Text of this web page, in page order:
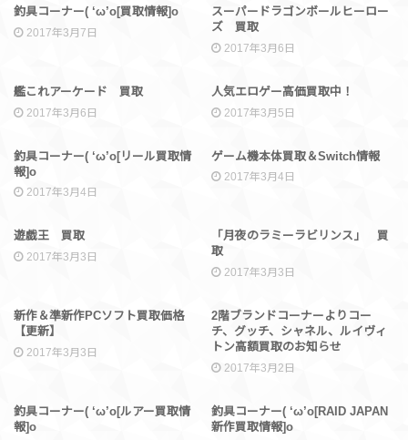
買取情報
釣具コーナー( ‘ω’o[買取情報]o
2017年3月7日
買取情報
スーパードラゴンボールヒーロー
ズ 買取
2017年3月6日
艦これアーケード 買取
2017年3月6日
買取情報
人気エロゲー高価買取中！
2017年3月5日
買取情報
釣具コーナー( ‘ω’o[リール買取情
報]o
2017年3月4日
買取情報
ゲーム機本体買取＆Switch情報
2017年3月4日
遊戯王 買取
2017年3月3日
買取情報
「月夜のラミーラビリンス」 買
取
2017年3月3日
買取情報
新作＆準新作PCソフト買取価格
【更新】
2017年3月3日
買取情報
2階ブランドコーナーよりコー
チ、グッチ、シャネル、ルイヴィ
トン高額買取のお知らせ
2017年3月2日
買取情報
釣具コーナー( ‘ω’o[ルアー買取情
報]o
買取情報
釣具コーナー( ‘ω’o[RAID JAPAN
新作買取情報]o